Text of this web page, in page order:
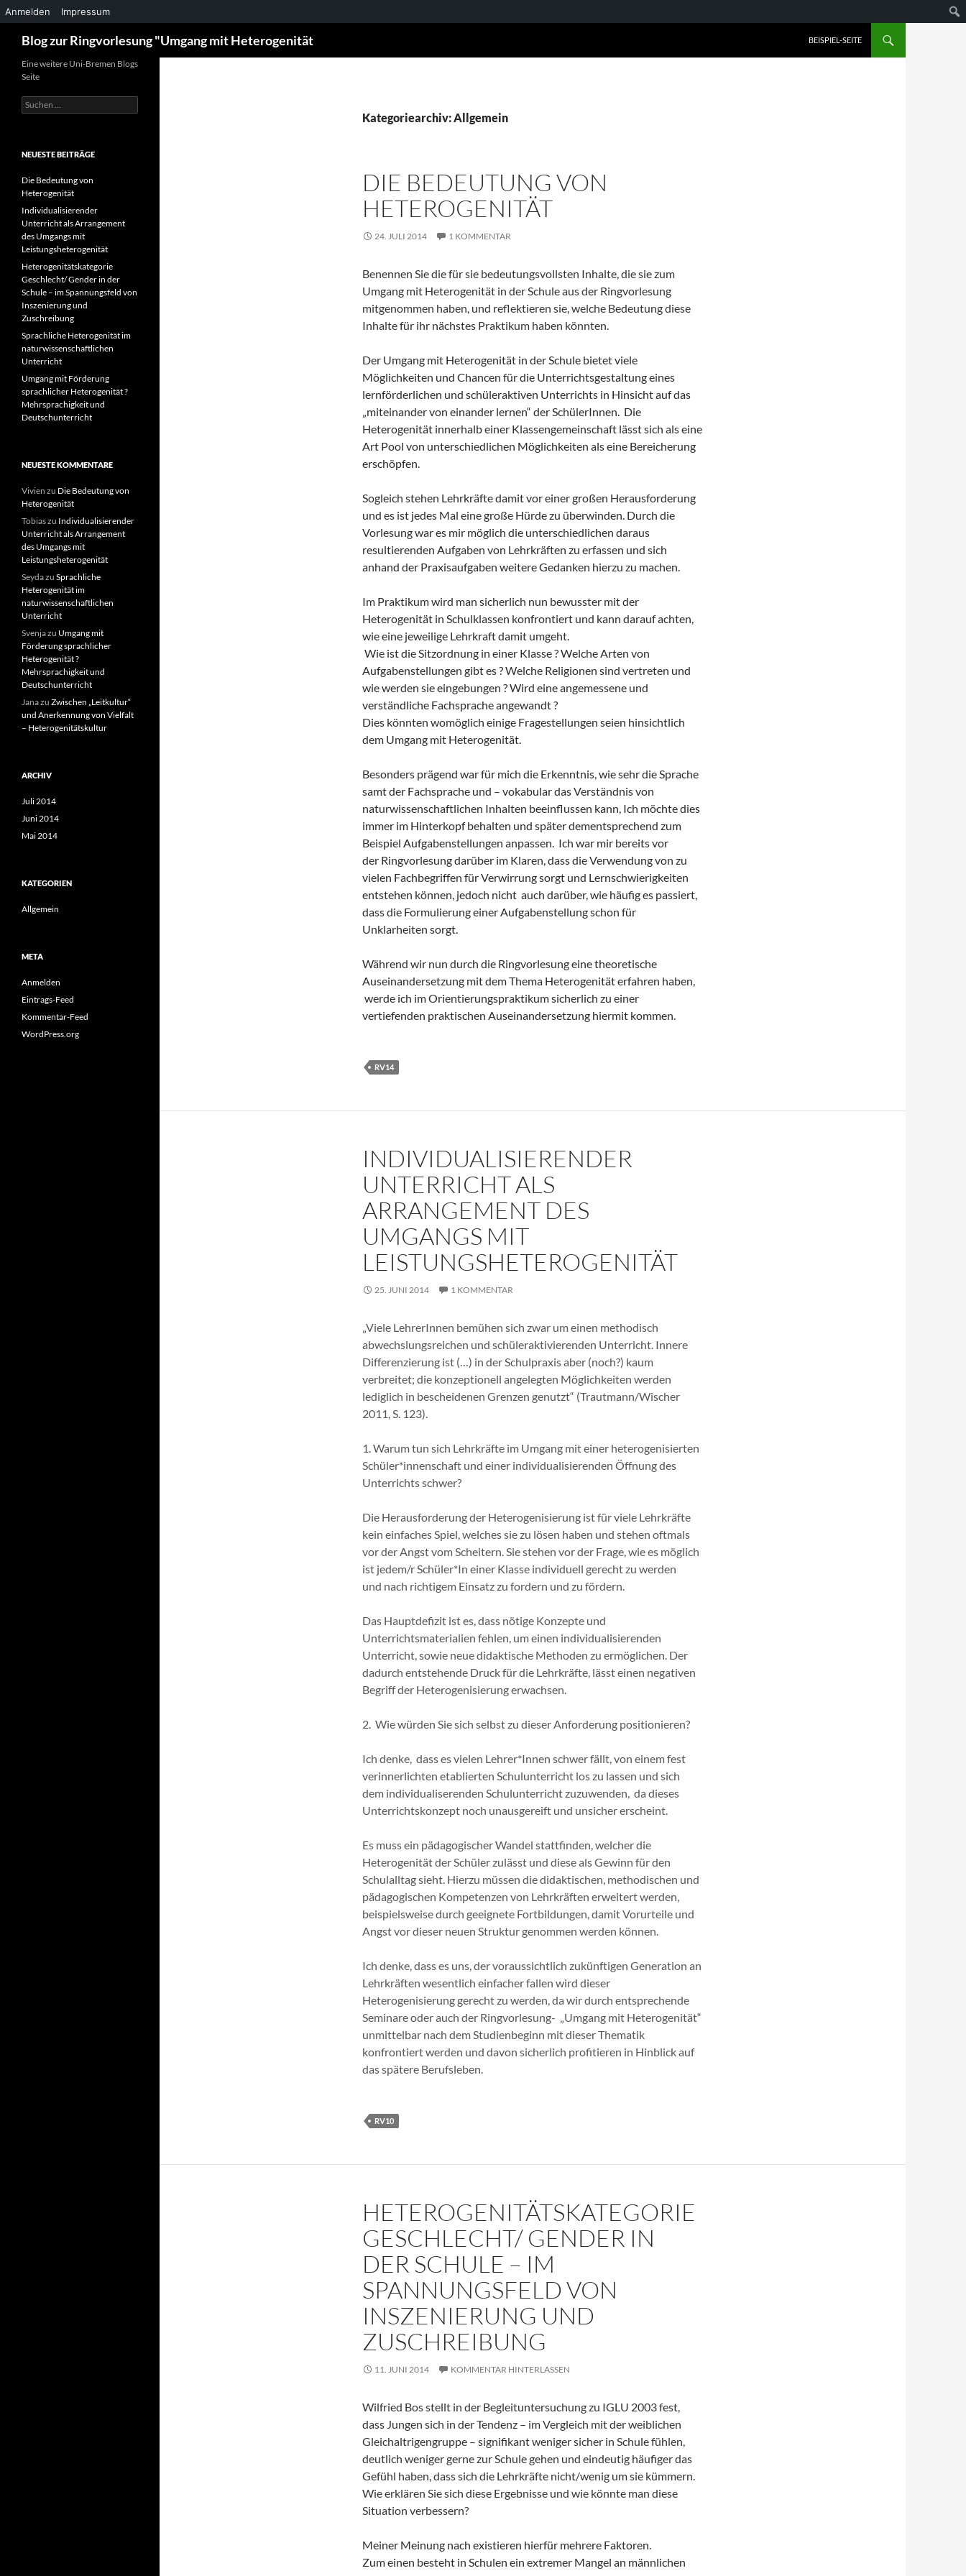
Anmelden Impressum
Inhalt
springen
Blog zur Ringvorlesung "Umgang mit Heterogenität BEISPIEL-SEITE
Kategoriearchiv: Allgemein
DIE BEDEUTUNG VON
HETEROGENITÄT
24. JULI 2014 1 KOMMENTAR
Benennen Sie die für sie bedeutungsvollsten Inhalte, die sie zum
Umgang mit Heterogenität in der Schule aus der Ringvorlesung
mitgenommen haben, und reflektieren sie, welche Bedeutung diese
Inhalte für ihr nächstes Praktikum haben könnten.
Der Umgang mit Heterogenität in der Schule bietet viele
Möglichkeiten und Chancen für die Unterrichtsgestaltung eines
lernförderlichen und schüleraktiven Unterrichts in Hinsicht auf das
„miteinander von einander lernen“ der SchülerInnen. Die
Heterogenität innerhalb einer Klassengemeinschaft lässt sich als eine
Art Pool von unterschiedlichen Möglichkeiten als eine Bereicherung
erschöpfen.
Sogleich stehen Lehrkräfte damit vor einer großen Herausforderung
und es ist jedes Mal eine große Hürde zu überwinden. Durch die
Vorlesung war es mir möglich die unterschiedlichen daraus
resultierenden Aufgaben von Lehrkräften zu erfassen und sich
anhand der Praxisaufgaben weitere Gedanken hierzu zu machen.
Im Praktikum wird man sicherlich nun bewusster mit der
Heterogenität in Schulklassen konfrontiert und kann darauf achten,
wie eine jeweilige Lehrkraft damit umgeht.
Wie ist die Sitzordnung in einer Klasse ? Welche Arten von
Aufgabenstellungen gibt es ? Welche Religionen sind vertreten und
wie werden sie eingebungen ? Wird eine angemessene und
verständliche Fachsprache angewandt ?
Dies könnten womöglich einige Fragestellungen seien hinsichtlich
dem Umgang mit Heterogenität.
Besonders prägend war für mich die Erkenntnis, wie sehr die Sprache
samt der Fachsprache und – vokabular das Verständnis von
naturwissenschaftlichen Inhalten beeinflussen kann, Ich möchte dies
immer im Hinterkopf behalten und später dementsprechend zum
Beispiel Aufgabenstellungen anpassen. Ich war mir bereits vor
der Ringvorlesung darüber im Klaren, dass die Verwendung von zu
vielen Fachbegriffen für Verwirrung sorgt und Lernschwierigkeiten
entstehen können, jedoch nicht auch darüber, wie häufig es passiert,
dass die Formulierung einer Aufgabenstellung schon für
Unklarheiten sorgt.
Während wir nun durch die Ringvorlesung eine theoretische
Auseinandersetzung mit dem Thema Heterogenität erfahren haben,
werde ich im Orientierungspraktikum sicherlich zu einer
vertiefenden praktischen Auseinandersetzung hiermit kommen.
RV14
INDIVIDUALISIERENDER
UNTERRICHT ALS
ARRANGEMENT DES
UMGANGS MIT
LEISTUNGSHETEROGENITÄT
25. JUNI 2014 1 KOMMENTAR
„Viele LehrerInnen bemühen sich zwar um einen methodisch
abwechslungsreichen und schüleraktivierenden Unterricht. Innere
Differenzierung ist (…) in der Schulpraxis aber (noch?) kaum
verbreitet; die konzeptionell angelegten Möglichkeiten werden
lediglich in bescheidenen Grenzen genutzt“ (Trautmann/Wischer
2011, S. 123).
1. Warum tun sich Lehrkräfte im Umgang mit einer heterogenisierten
Schüler*innenschaft und einer individualisierenden Öffnung des
Unterrichts schwer?
Die Herausforderung der Heterogenisierung ist für viele Lehrkräfte
kein einfaches Spiel, welches sie zu lösen haben und stehen oftmals
vor der Angst vom Scheitern. Sie stehen vor der Frage, wie es möglich
ist jedem/r Schüler*In einer Klasse individuell gerecht zu werden
und nach richtigem Einsatz zu fordern und zu fördern.
Das Hauptdefizit ist es, dass nötige Konzepte und
Unterrichtsmaterialien fehlen, um einen individualisierenden
Unterricht, sowie neue didaktische Methoden zu ermöglichen. Der
dadurch entstehende Druck für die Lehrkräfte, lässt einen negativen
Begriff der Heterogenisierung erwachsen.
2. Wie würden Sie sich selbst zu dieser Anforderung positionieren?
Ich denke, dass es vielen Lehrer*Innen schwer fällt, von einem fest
verinnerlichten etablierten Schulunterricht los zu lassen und sich
dem individualiserenden Schulunterricht zuzuwenden, da dieses
Unterrichtskonzept noch unausgereift und unsicher erscheint.
Es muss ein pädagogischer Wandel stattfinden, welcher die
Heterogenität der Schüler zulässt und diese als Gewinn für den
Schulalltag sieht. Hierzu müssen die didaktischen, methodischen und
pädagogischen Kompetenzen von Lehrkräften erweitert werden,
beispielsweise durch geeignete Fortbildungen, damit Vorurteile und
Angst vor dieser neuen Struktur genommen werden können.
Ich denke, dass es uns, der voraussichtlich zukünftigen Generation an
Lehrkräften wesentlich einfacher fallen wird dieser
Heterogenisierung gerecht zu werden, da wir durch entsprechende
Seminare oder auch der Ringvorlesung- „Umgang mit Heterogenität“
unmittelbar nach dem Studienbeginn mit dieser Thematik
konfrontiert werden und davon sicherlich profitieren in Hinblick auf
das spätere Berufsleben.
RV10
HETEROGENITÄTSKATEGORIE
GESCHLECHT/ GENDER IN
DER SCHULE – IM
SPANNUNGSFELD VON
INSZENIERUNG UND
ZUSCHREIBUNG
11. JUNI 2014 KOMMENTAR HINTERLASSEN
Wilfried Bos stellt in der Begleituntersuchung zu IGLU 2003 fest,
dass Jungen sich in der Tendenz – im Vergleich mit der weiblichen
Gleichaltrigengruppe – signifikant weniger sicher in Schule fühlen,
deutlich weniger gerne zur Schule gehen und eindeutig häufiger das
Gefühl haben, dass sich die Lehrkräfte nicht/wenig um sie kümmern.
Wie erklären Sie sich diese Ergebnisse und wie könnte man diese
Situation verbessern?
Meiner Meinung nach existieren hierfür mehrere Faktoren.
Zum einen besteht in Schulen ein extremer Mangel an männlichen
Eine weitere Uni-Bremen Blogs
Seite
Suchen
nach:
NEUESTE BEITRÄGE
Die Bedeutung von
Heterogenität
Individualisierender
Unterricht als Arrangement
des Umgangs mit
Leistungsheterogenität
Heterogenitätskategorie
Geschlecht/ Gender in der
Schule – im Spannungsfeld von
Inszenierung und
Zuschreibung
Sprachliche Heterogenität im
naturwissenschaftlichen
Unterricht
Umgang mit Förderung
sprachlicher Heterogenität ?
Mehrsprachigkeit und
Deutschunterricht
NEUESTE KOMMENTARE
Vivien zu Die Bedeutung von
Heterogenität
Tobiaszu Individualisierender
Unterricht als Arrangement
des Umgangs mit
Leistungsheterogenität
Seydazu Sprachliche
Heterogenität im
naturwissenschaftlichen
Unterricht
Svenjazu Umgang mit
Förderung sprachlicher
Heterogenität ?
Mehrsprachigkeit und
Deutschunterricht
Janazu Zwischen „Leitkultur“
und Anerkennung von Vielfalt
– Heterogenitätskultur
ARCHIV
Juli 2014
Juni 2014
Mai 2014
KATEGORIEN
Allgemein
META
Anmelden
Eintrags-Feed
Kommentar-Feed
WordPress.org